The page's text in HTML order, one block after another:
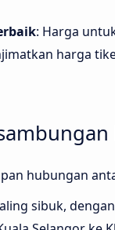
: Harga
harga
hubungan
sibuk,